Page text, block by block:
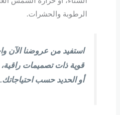
الرطوبة والحشرات.
استفيد من عروضنا الآن
قوية ذات تصميمات
أو الحديد حسب احتياجاتك.